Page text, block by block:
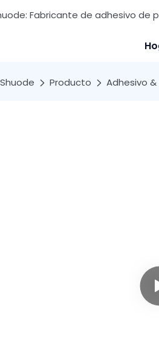
Fabricante de adhesivo de
Shuode Producto Adhesivo